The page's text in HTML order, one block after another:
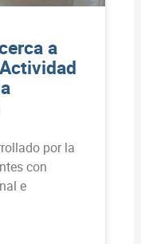
a
por la
con
e